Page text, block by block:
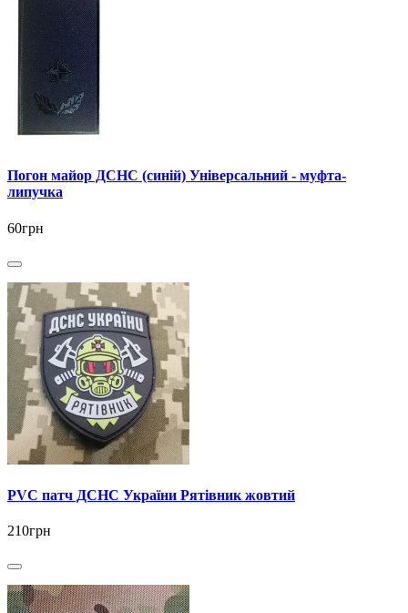
Погон майор ДСНС (синій) Універсальний - муфта-
липучка
60грн
PVC патч ДСНС України Рятівник жовтий
210грн